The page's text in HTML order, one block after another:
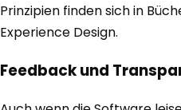
Prinzipien finden sich in
Experience Design.
Feedback und